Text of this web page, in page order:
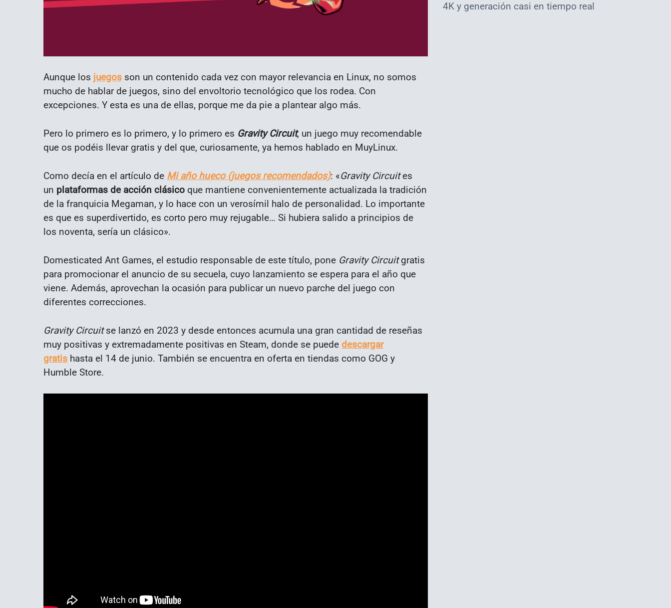
Aunque los juegos son un contenido cada vez con mayor relevancia en Linux, no somos
mucho de hablar de juegos, sino del envoltorio tecnológico que los rodea. Con
excepciones. Y esta es una de ellas, porque me da pie a plantear algo más.
Pero lo primero es lo primero, y lo primero es Gravity Circuit, un juego muy recomendable
que os podéis llevar gratis y del que, curiosamente, ya hemos hablado en MuyLinux.
Como decía en el artículo de Mi año hueco (juegos recomendados): «Gravity Circuites
un plataformas de acción clásico que mantiene convenientemente actualizada la tradición
de la franquicia Megaman, y lo hace con un verosímil halo de personalidad. Lo importante
es que es superdivertido, es corto pero muy rejugable… Si hubiera salido a principios de
los noventa, sería un clásico».
Domesticated Ant Games, el estudio responsable de este título, pone Gravity Circuitgratis
para promocionar el anuncio de su secuela, cuyo lanzamiento se espera para el año que
viene. Además, aprovechan la ocasión para publicar un nuevo parche del juego con
diferentes correcciones.
Gravity Circuitse lanzó en 2023 y desde entonces acumula una gran cantidad de reseñas
muy positivas y extremadamente positivas en Steam, donde se puede descargar
gratis hasta el 14 de junio. También se encuentra en oferta en tiendas como GOG y
Humble Store.
4K y generación casi en tiempo real